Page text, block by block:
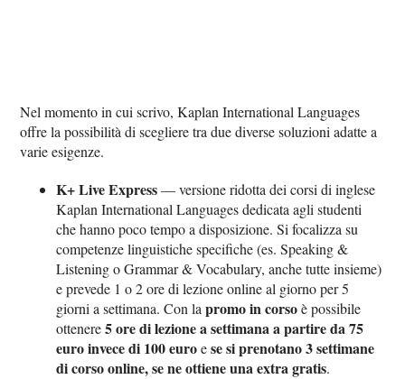
Nel momento in cui scrivo, Kaplan International Languages
offre la possibilità di scegliere tra due diverse soluzioni adatte a
varie esigenze.
K+ Live Express— versione ridotta dei corsi di inglese
Kaplan International Languages dedicata agli studenti
che hanno poco tempo a disposizione. Si focalizza su
competenze linguistiche specifiche (es. Speaking &
Listening o Grammar & Vocabulary, anche tutte insieme)
e prevede 1 o 2 ore di lezione online al giorno per 5
giorni a settimana. Con lapromo in corsoè possibile
ottenere5 ore di lezione a settimana a partire da 75
euro invece di 100 euroese si prenotano 3 settimane
di corso online, se ne ottiene una extra gratis.